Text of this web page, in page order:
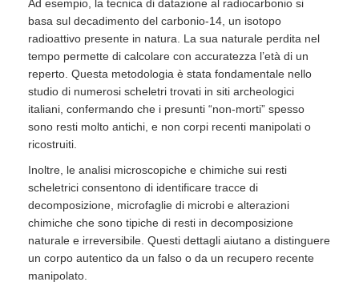
Ad esempio, la tecnica di datazione al radiocarbonio si
basa sul decadimento del carbonio-14, un isotopo
radioattivo presente in natura. La sua naturale perdita nel
tempo permette di calcolare con accuratezza l’età di un
reperto. Questa metodologia è stata fondamentale nello
studio di numerosi scheletri trovati in siti archeologici
italiani, confermando che i presunti “non-morti” spesso
sono resti molto antichi, e non corpi recenti manipolati o
ricostruiti.
Inoltre, le analisi microscopiche e chimiche sui resti
scheletrici consentono di identificare tracce di
decomposizione, microfaglie di microbi e alterazioni
chimiche che sono tipiche di resti in decomposizione
naturale e irreversibile. Questi dettagli aiutano a distinguere
un corpo autentico da un falso o da un recupero recente
manipolato.